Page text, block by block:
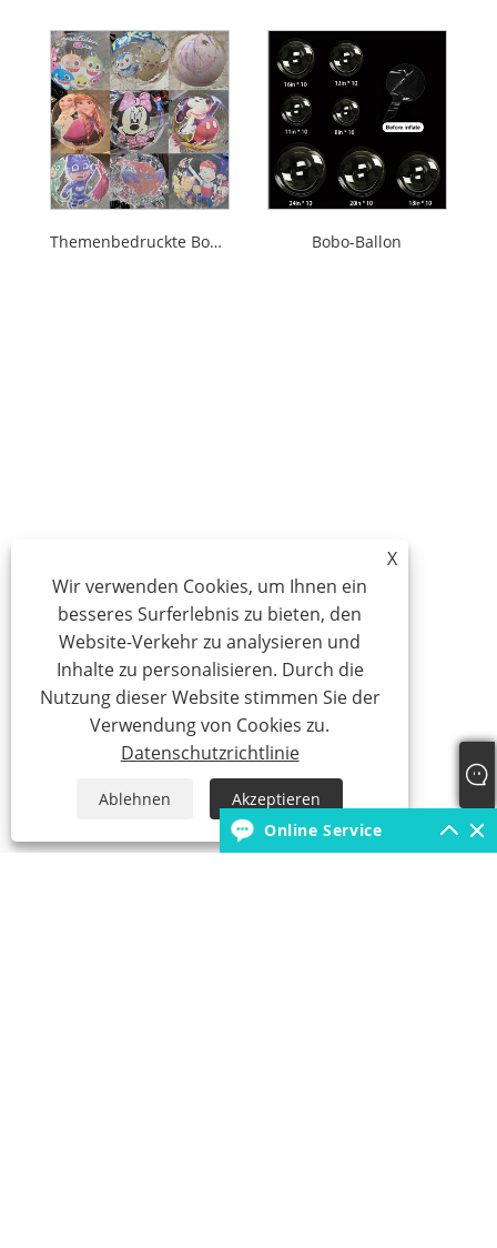
Themenbedruckte Bobo-Luftballons Bobo-Ballon
X
Wir verwenden Cookies, um Ihnen ein
besseres Surferlebnis zu bieten, den
Website-Verkehr zu analysieren und
Inhalte zu personalisieren. Durch die
Nutzung dieser Website stimmen Sie der
Verwendung von Cookies zu.
Datenschutzrichtlinie
Ablehnen
Akzeptieren
Online Service